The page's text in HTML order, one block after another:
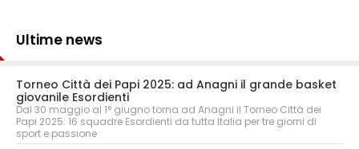
Ultime news
Torneo Città dei Papi 2025: ad Anagni il grande basket
giovanile Esordienti
Dal 30 maggio al 1° giugno torna ad Anagni il Torneo Città dei
Papi 2025: 16 squadre Esordienti da tutta Italia per tre giorni di
sport e passione